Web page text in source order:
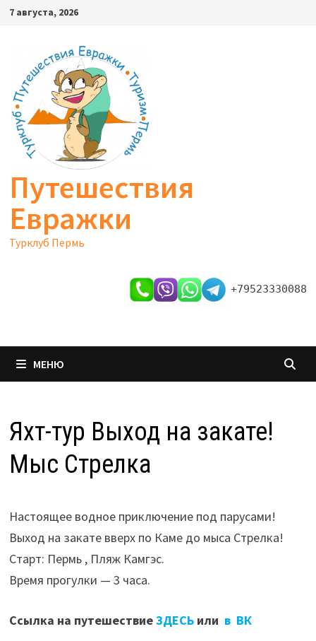
Перейти
содержимому
7 августа, 2026
Путешествия
Евражки
Турклуб Пермь
+79523330088
МЕНЮ
Яхт-тур Выход на закате!
Мыс Стрелка
Настоящее водное приключение под парусами!
Выход на закате вверх по Каме до мыса Стрелка!
Старт: Пермь , Пляж Камгэс.
Время прогулки — 3 часа.
Ссылка на путешествиеЗДЕСЬ или в ВК